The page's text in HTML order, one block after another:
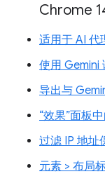
Chrome
适用于 AI 代
使用 Gemini
导出与
“效果”面板
过滤 IP 地址
元素 > 布局